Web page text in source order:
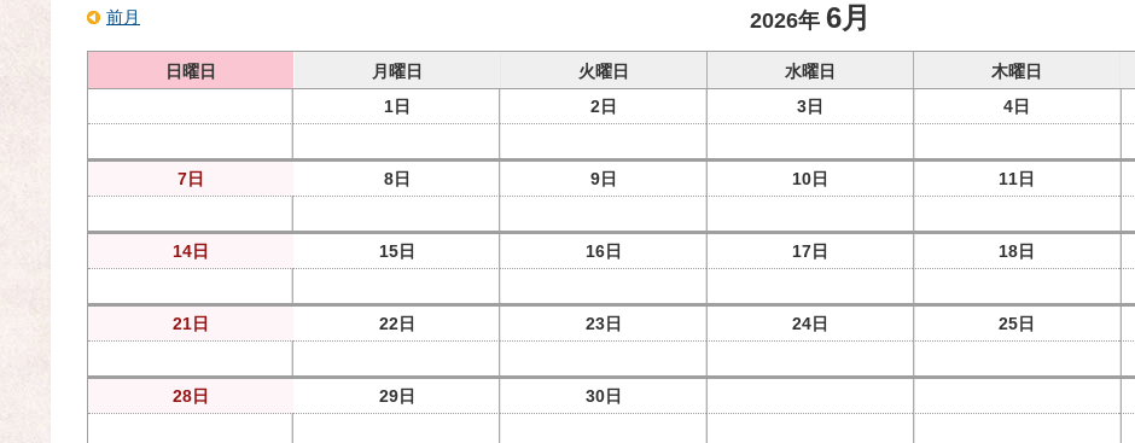
前月 2026年 6月
日曜日 月曜日 火曜日 水曜日 木曜日
1日
2日 3日 4日
7日 8日 9日 10日 11日
14日 15日 16日 17日 18日
21日 22日 23日 24日 25日
28日 29日 30日